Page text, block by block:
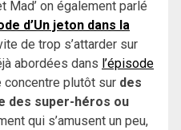
Mad’ on également parlé
d’Un jeton dans la
de trop s’attarder sur
abordées dans l’épisode
concentre plutôt sur des
des super-héros ou
qui s’amusent un peu,